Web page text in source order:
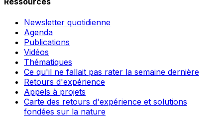
Newsletter quotidienne
Agenda
Publications
Vidéos
Thématiques
Ce qu'il ne fallait pas rater la semaine dernière
Retours d'expérience
Appels à projets
Carte des retours d'expérience et solutions
fondées sur la nature